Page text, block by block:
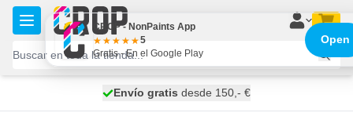
Ir al contenido
se envía hoy
Envío gratis desde 150,- €
100 días
CROP - NonPaints App
5
Gratis - En el Google Play
Open